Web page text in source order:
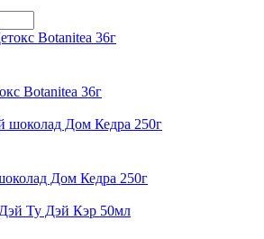
Botanitea 36г
Дом Кедра 250г